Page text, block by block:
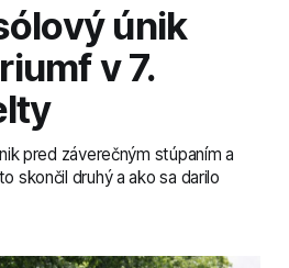
únik
v 7.
pred záverečným stúpaním a
skončil druhý a ako sa darilo